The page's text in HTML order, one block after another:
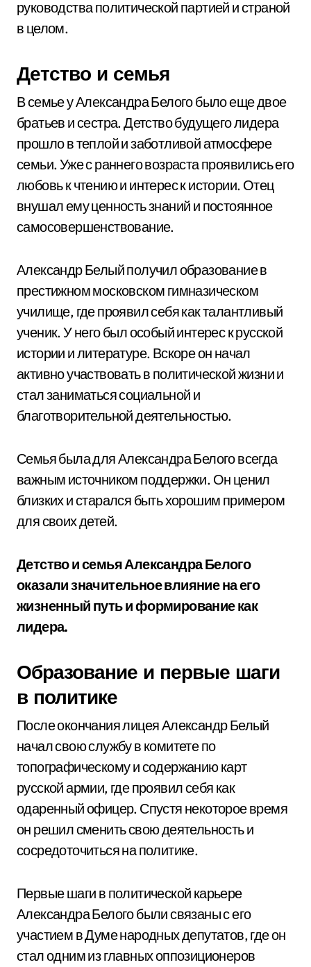
руководства политической партией и страной
в целом.
Детство и семья
В семье у Александра Белого было еще двое
братьев и сестра. Детство будущего лидера
прошло в теплой и заботливой атмосфере
семьи. Уже с раннего возраста проявились его
любовь к чтению и интерес к истории. Отец
внушал ему ценность знаний и постоянное
самосовершенствование.
Александр Белый получил образование в
престижном московском гимназическом
училище, где проявил себя как талантливый
ученик. У него был особый интерес к русской
истории и литературе. Вскоре он начал
активно участвовать в политической жизни и
стал заниматься социальной и
благотворительной деятельностью.
Семья была для Александра Белого всегда
важным источником поддержки. Он ценил
близких и старался быть хорошим примером
для своих детей.
Детство и семья Александра Белого
оказали значительное влияние на его
жизненный путь и формирование как
лидера.
Образование и первые шаги
в политике
После окончания лицея Александр Белый
начал свою службу в комитете по
топографическому и содержанию карт
русской армии, где проявил себя как
одаренный офицер. Спустя некоторое время
он решил сменить свою деятельность и
сосредоточиться на политике.
Первые шаги в политической карьере
Александра Белого были связаны с его
участием в Думе народных депутатов, где он
стал одним из главных оппозиционеров